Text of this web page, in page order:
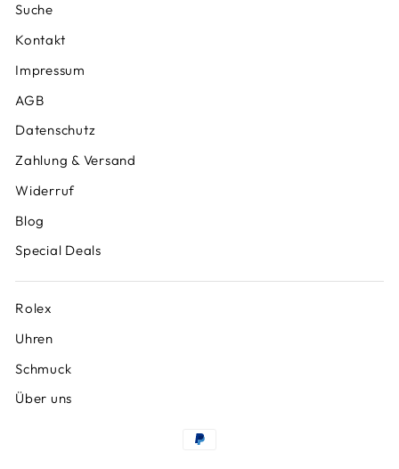
Suche
Kontakt
Impressum
AGB
Datenschutz
Zahlung & Versand
Widerruf
Blog
Special Deals
Rolex
Uhren
Schmuck
Über uns